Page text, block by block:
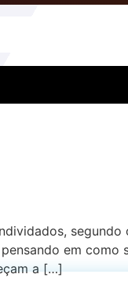
em
a […]